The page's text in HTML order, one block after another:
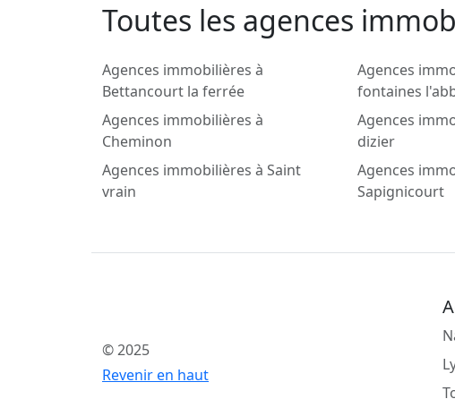
Toutes les agences
Agences immobilières à
Bettancourt la ferrée
Agences
fontaines
Agences immobilières à
Cheminon
Agences
dizier
Agences immobilières à Saint
vrain
Agences
Sapignicourt
© 2025
Revenir en haut